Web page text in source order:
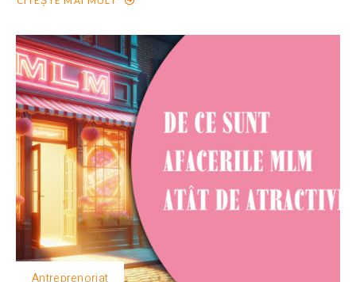
Antreprenoriat